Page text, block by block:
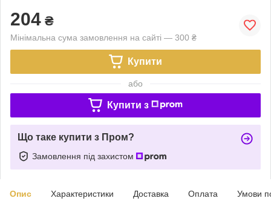
204 ₴
Мінімальна сума замовлення на сайті — 300 ₴
Купити
або
Купити з
Що таке купити з Пром?
Замовлення під захистом
Опис Характеристики Доставка Оплата Умови